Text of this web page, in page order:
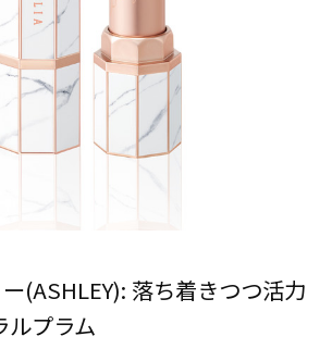
(ASHLEY): 落ち着きつつ活力
ルプラム